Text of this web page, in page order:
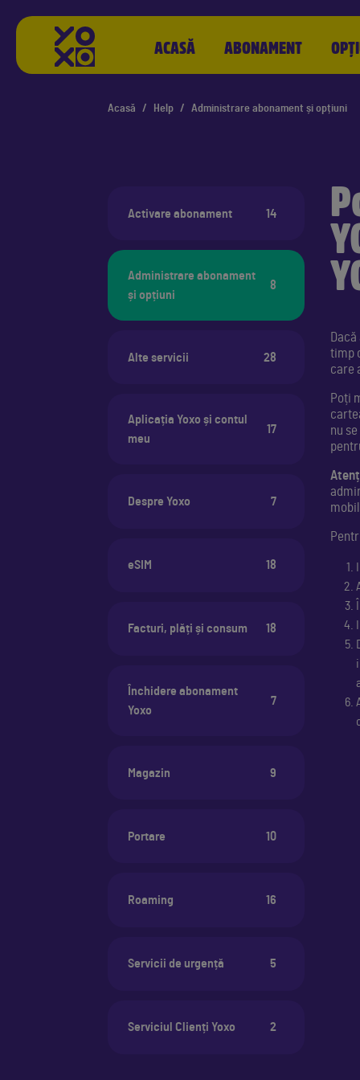
YOXO
ACASĂ ABONAMENT
Acasă Help Administrare abonament și opțiuni
Activare abonament 14
Administrare abonament
și opțiuni
8
Alte servicii 28
Aplicația Yoxo și contul
meu
17
Despre Yoxo 7
eSIM 18
Facturi, plăți și consum 18
Închidere abonament
Yoxo
7
Magazin 9
Portare 10
Roaming 16
Servicii de urgență 5
Serviciul Clienți Yoxo 2
timp
care
Poți
nu